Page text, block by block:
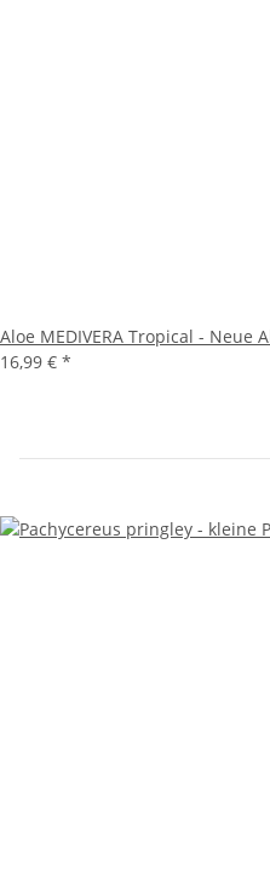
Aloe MEDIVERA Tropical - Neue
16,99 € *